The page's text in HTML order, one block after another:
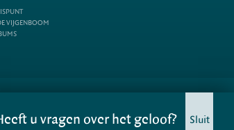
VIJGENBOOM
u vragen over het geloof? Sluit